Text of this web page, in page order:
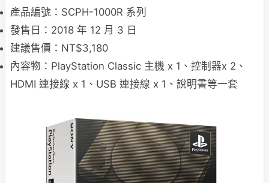
產品編號：SCPH-1000R 系列
發售日：2018 年 12 月 3 日
建議售價：NT$3,180
內容物：PlayStation Classic 主機 x 1、控制器x 2、
HDMI 連接線 x 1、USB 連接線 x 1、說明書等一套